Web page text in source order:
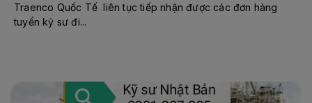
Traenco Quốc Tế liên tục tiếp nhận được các đơn hàng
tuyển kỹ sư đi...